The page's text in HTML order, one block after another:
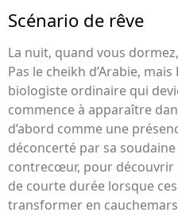
Scénario de rêve
La nuit, quand vous
Pas le cheikh d’Arabie,
biologiste ordinaire qui
commence à apparaître
d’abord comme une
déconcerté par sa
contrecœur, pour découvrir
de courte durée lorsque
transformer en